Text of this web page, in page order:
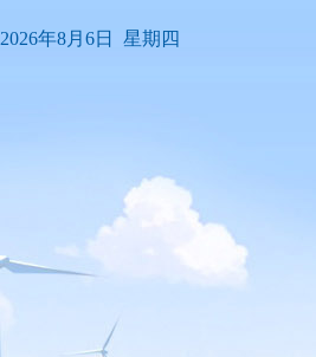
2026年8月6日 星期四